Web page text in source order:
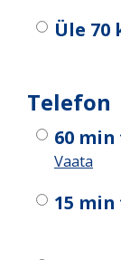
Üle
Telefon
60
Vaata
15